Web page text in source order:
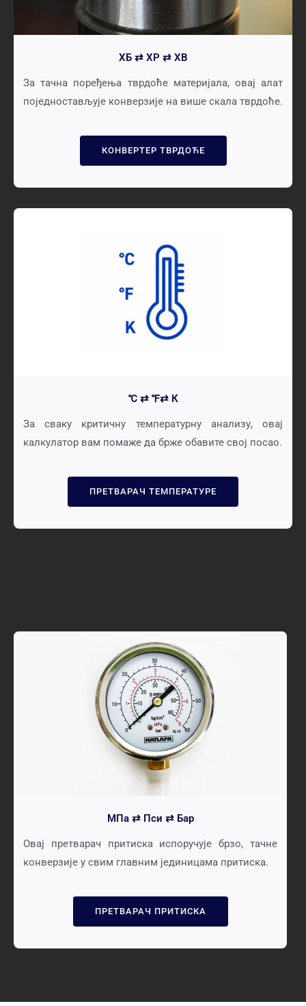
ХБ ⇄ ХР ⇄ ХВ
За тачна поређења тврдоће материјала, овај алат
поједностављује конверзије на више скала тврдоће.
КОНВЕРТЕР ТВРДОЋЕ
℃ ⇄ ℉⇄ К
За сваку критичну температурну анализу, овај
калкулатор вам помаже да брже обавите свој посао.
ПРЕТВАРАЧ ТЕМПЕРАТУРЕ
МПа ⇄ Пси ⇄ Бар
Овај претварач притиска испоручује брзо, тачне
конверзије у свим главним јединицама притиска.
ПРЕТВАРАЧ ПРИТИСКА